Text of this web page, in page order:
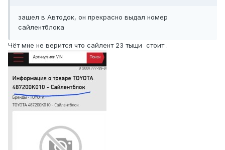
зашел в Автодок, он прекрасно выдал номер
сайлентблока
Чёт мне не верится что сайлент 23 тыщи стоит .